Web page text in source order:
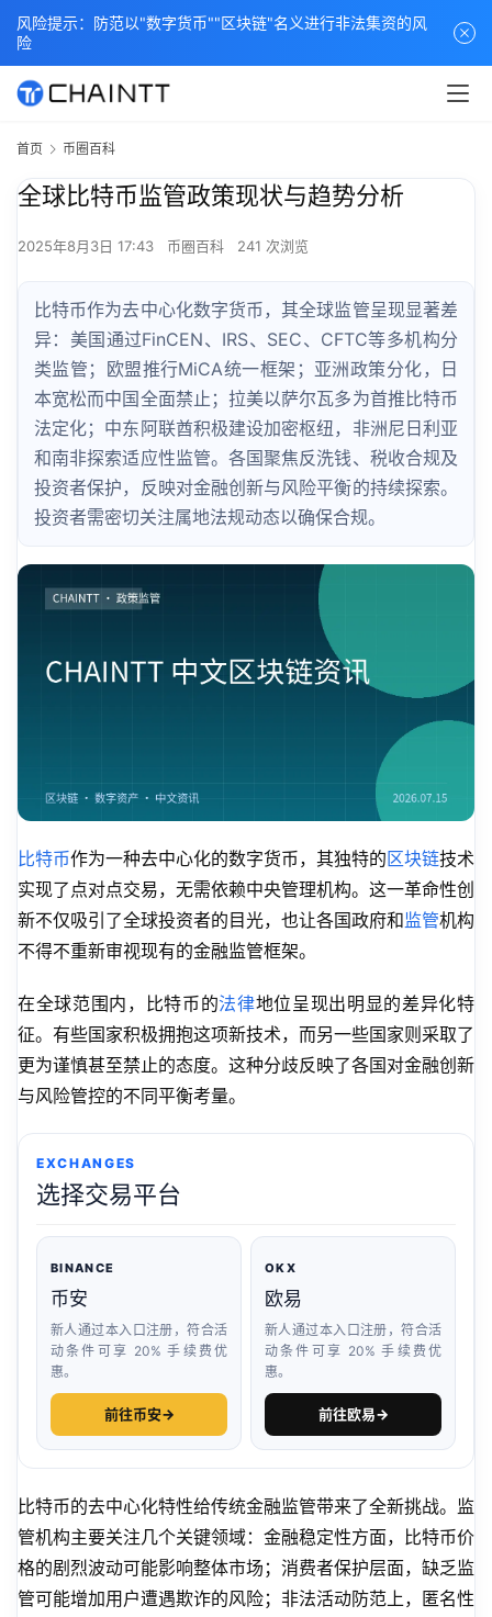
首页 币圈百科
全球比特币监管政策现状与趋势分析
2025年8月3日 17:43 币圈百科 241 次浏览
比特币作为去中心化数字货币，其全球监管呈现显著差
异：美国通过FinCEN、IRS、SEC、CFTC等多机构分
类监管；欧盟推行MiCA统一框架；亚洲政策分化，日
本宽松而中国全面禁止；拉美以萨尔瓦多为首推比特币
法定化；中东阿联酋积极建设加密枢纽，非洲尼日利亚
和南非探索适应性监管。各国聚焦反洗钱、税收合规及
投资者保护，反映对金融创新与风险平衡的持续探索。
投资者需密切关注属地法规动态以确保合规。
比特币作为一种去中心化的数字货币，其独特的区块链技术
实现了点对点交易，无需依赖中央管理机构。这一革命性创
新不仅吸引了全球投资者的目光，也让各国政府和监管机构
不得不重新审视现有的金融监管框架。
在全球范围内，比特币的法律地位呈现出明显的差异化特
征。有些国家积极拥抱这项新技术，而另一些国家则采取了
更为谨慎甚至禁止的态度。这种分歧反映了各国对金融创新
与风险管控的不同平衡考量。
EXCHANGES
选择交易平台
BINANCE
币安
新人通过本入口注册，符合活
动条件可享 20% 手续费优
惠。
前往币安→
OKX
欧易
新人通过本入口注册，符合活
动条件可享 20% 手续费优
惠。
前往欧易→
比特币的去中心化特性给传统金融监管带来了全新挑战。监
管机构主要关注几个关键领域：金融稳定性方面，比特币价
格的剧烈波动可能影响整体市场；消费者保护层面，缺乏监
管可能增加用户遭遇欺诈的风险；非法活动防范上，匿名性
风险提示：防范以"数字货币""区块链"名义进行非法集资的风
险